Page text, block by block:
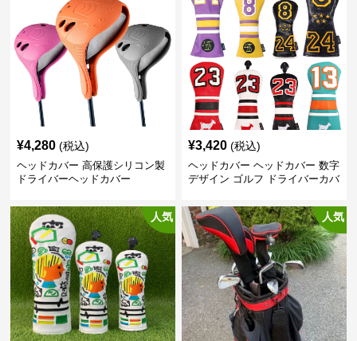
¥4,280 (税込)
ヘッドカバー 高保護シリコン製
ドライバーヘッドカバー
¥3,420 (税込)
ヘッドカバー ヘッドカバー 数字
デザイン ゴルフ ドライバーカバ
人気 人気